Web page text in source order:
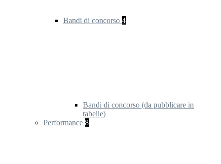
Bandi di concorso 4
Bandi di concorso (da pubblicare in
tabelle)
Performance 8